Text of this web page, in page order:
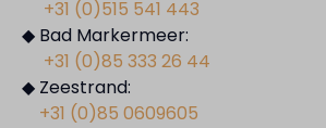
+31 (0)515 541 443
◆ Bad Markermeer:
+31 (0)85 333 26 44
◆ Zeestrand:
+31 (0)85 0609605